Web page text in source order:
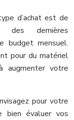
d’achat est de
des dernières
budget mensuel.
pour du matériel
augmenter votre
pour votre
évaluer vos